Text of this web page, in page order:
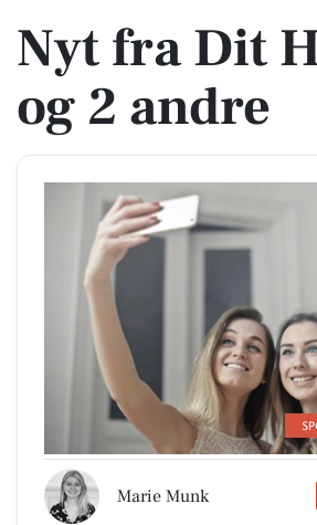
Nyt fra Dit
og 2 andre
Marie Munk